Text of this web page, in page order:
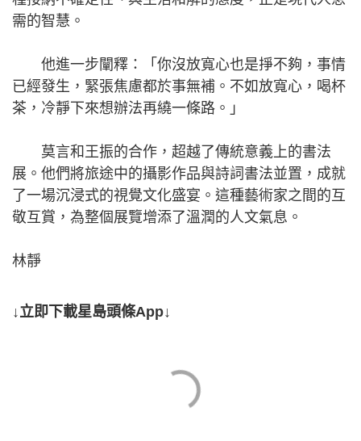
需的智慧。
他進一步闡釋：「你沒放寬心也是掙不夠，事情
已經發生，緊張焦慮都於事無補。不如放寬心，喝杯
茶，冷靜下來想辦法再繞一條路。」
莫言和王振的合作，超越了傳統意義上的書法
展。他們將旅途中的攝影作品與詩詞書法並置，成就
了一場沉浸式的視覺文化盛宴。這種藝術家之間的互
敬互賞，為整個展覽增添了溫潤的人文氣息。
林靜
↓立即下載星島頭條App↓